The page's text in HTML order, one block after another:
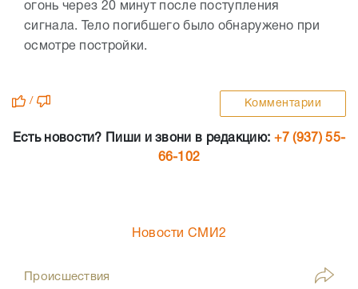
огонь через 20 минут после поступления
сигнала. Тело погибшего было обнаружено при
осмотре постройки.
/ Комментарии
Есть новости? Пиши и звони в редакцию: +7 (937) 55-
66-102
Новости СМИ2
Происшествия